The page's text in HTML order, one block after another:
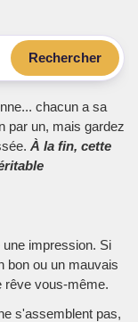
Rechercher
chacun a sa
par un, mais gardez
À la fin, cette
impression. Si
bon ou un mauvais
rêve vous-même.
s'assemblent pas,